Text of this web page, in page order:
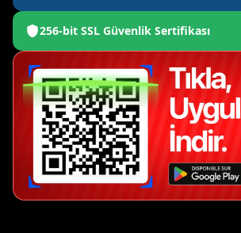
256-bit SSL Güvenlik Sertifikası